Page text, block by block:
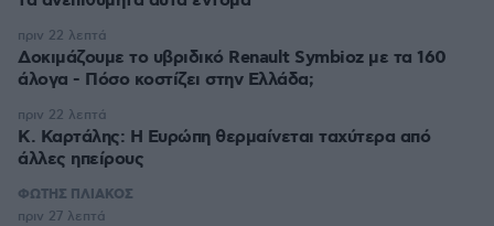
Δοκιμάζουμε το υβριδικό Renault Symbioz με τα 160
άλογα - Πόσο κοστίζει στην Ελλάδα;
πριν 22 λεπτά
Κ. Καρτάλης: Η Ευρώπη θερμαίνεται ταχύτερα από
άλλες ηπείρους
πριν 22 λεπτά
ΦΩΤΗΣ ΠΛΙΑΚΟΣ
πριν 27 λεπτά